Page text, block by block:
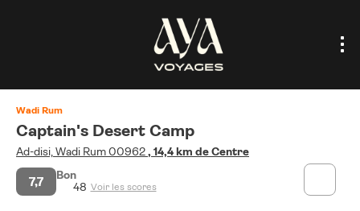
Wadi Rum
Captain's Desert Camp
Ad-disi, Wadi Rum 00962, 14,4 km de Centre
7,7
Bon
48 Voir les scores